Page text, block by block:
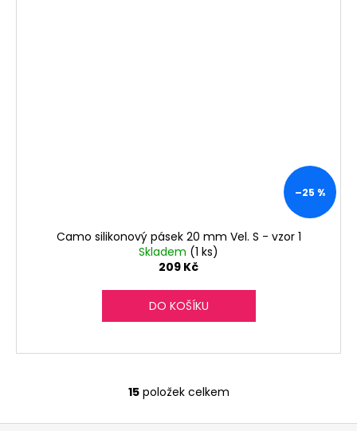
–25 %
Camo silikonový pásek 20 mm Vel. S - vzor 1
Skladem (1 ks)
209 Kč
DO KOŠÍKU
O
v
15položek celkem